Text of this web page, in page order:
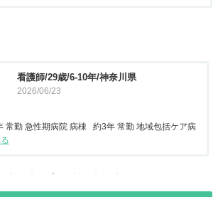
看護師/29歳/6-10年/神奈川県
2026/06/23
常勤 急性期病院 病棟 約3年 常勤 地域包括ケア病